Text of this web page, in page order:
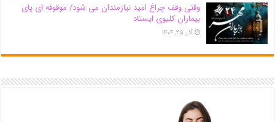
وقتی وقف چراغ امید نیازمندان می شود/ موقوفه ای پای
بیماران کلیوی ایستاد
آذر ۲۵, ۱۴۰۴